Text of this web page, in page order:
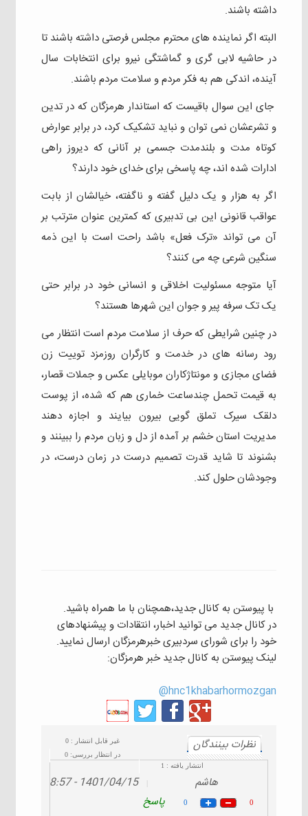
داشته باشند.
البته اگر نماینده های محترم مجلس فرصتی داشته باشند تا
در حاشیه لابی گری و گماشتگی نیرو برای انتخابات سال
آینده، اندکی هم به فکر مردم و سلامت مردم باشند.
جای این سوال باقیست که استاندار هرمزگان که در تدین
و‌ تشرعشان نمی توان و نباید تشکیک کرد، در برابر عوارض
کوتاه مدت و بلندمدت جسمی بر آنانی که دیروز راهی
ادارات شده اند، چه پاسخی برای خدای خود دارند؟
اگر به هزار و یک دلیل گفته و‌ ناگفته، خیالشان از بابت
عواقب قانونی این بی تدبیری که کمترین عنوان مترتب بر
آن می تواند «ترک فعل» باشد راحت است با این ذمه
سنگین شرعی چه می کنند؟
آیا متوجه مسئولیت اخلاقی و‌ انسانی خود در برابر حتی
یک تک سرفه پیر و جوان این شهرها هستند؟
در چنین شرایطی که حرف از سلامت مردم است انتظار می
رود رسانه های در خدمت و کارگران روزمزد توییت زن
فضای مجازی و مونتاژکاران موبایلی عکس و جملات قصار،
به قیمت تحمل چندساعت خماری هم که شده، از پوست
دلقک سیرک تملق گویی بیرون بیایند و اجازه دهند
مدیریت استان خشم بر آمده از دل و زبان مردم را ببینند و
بشنوند تا شاید قدرت تصمیم درست در زمان درست، در
وجودشان حلول کند.
با پیوستن به کانال جدید،همچنان با ما همراه باشید.
در کانال جدید می توانید اخبار، انتقادات و پیشنهادهای
خود را برای شورای سردبیری خبرهرمزگان ارسال نمایید.
لینک پیوستن به کانال جدید خبر هرمزگان:
hnc1khabarhormozgan@
نظرات بينندگان غیر قابل انتشار :0
در انتظار بررسی: 0
انتشار یافته : 1
هاشم 1401/04/15 - 08:57
0
0 پاسخ